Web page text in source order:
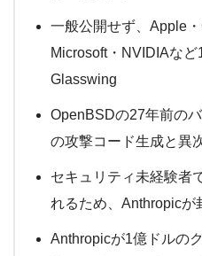
一般公開せず、Apple
Microsoft・NVIDIAな
Glasswing
OpenBSDの27年前の
の攻撃コード生成と異
セキュリティ未経験者
れるため、Anthropicが
Anthropicが1億ドルの